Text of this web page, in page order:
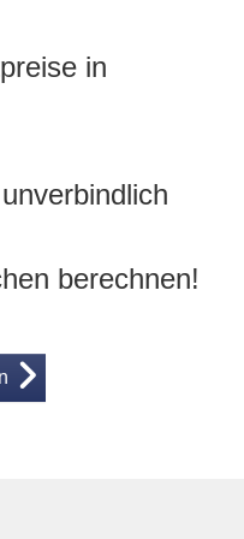
in
berechnen!